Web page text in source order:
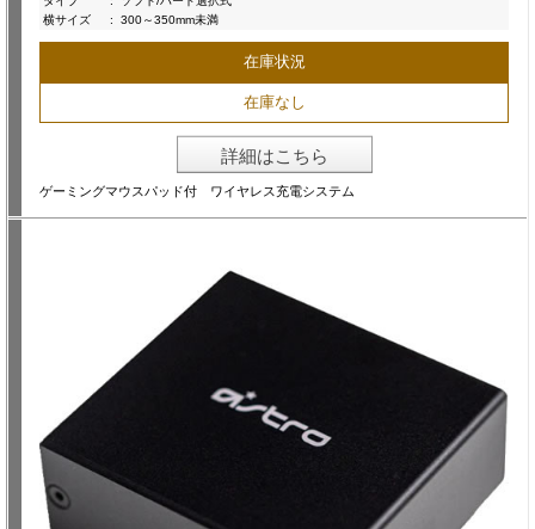
横サイズ
: 300～350mm未満
在庫状況
在庫なし
詳細はこちら
ゲーミングマウスパッド付 ワイヤレス充電システム